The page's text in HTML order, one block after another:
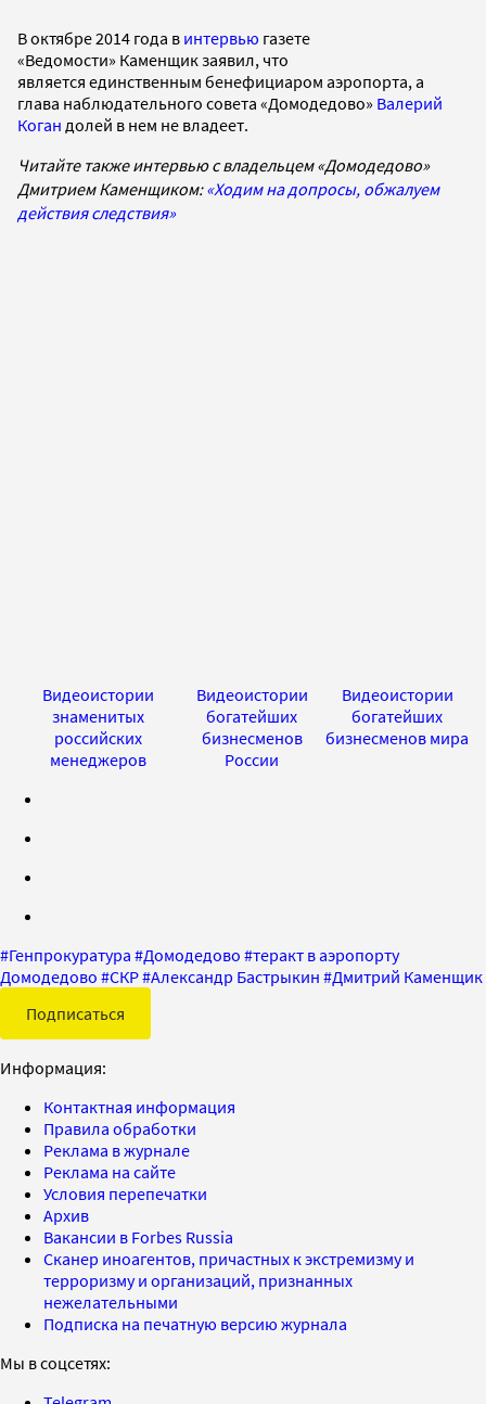
В октябре 2014 года в интервью газете
«Ведомости» Каменщик заявил, что
является единственным бенефициаром аэропорта, а
глава наблюдательного совета «Домодедово» Валерий
Коган долей в нем не владеет.
Читайте также интервью с владельцем «Домодедово»
Дмитрием Каменщиком:«Ходим на допросы, обжалуем
действия следствия»
Видеоистории
знаменитых
российских
менеджеров
Видеоистории
богатейших
бизнесменов
России
Видеоистории
богатейших
бизнесменов мира
#Генпрокуратура #Домодедово #теракт в аэропорту
Домодедово #СКР#Александр Бастрыкин #Дмитрий Каменщик
Подписаться
Информация:
Контактная информация
Правила обработки
Реклама в журнале
Реклама на сайте
Условия перепечатки
Архив
Вакансии в Forbes Russia
Сканер иноагентов, причастных к экстремизму и
терроризму и организаций, признанных
нежелательными
Подписка на печатную версию журнала
Мы в соцсетях: